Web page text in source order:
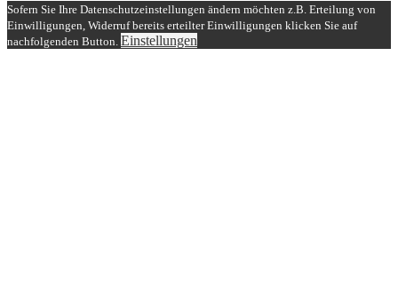
Sofern Sie Ihre Datenschutzeinstellungen ändern möchten z.B. Erteilung von
Einwilligungen, Widerruf bereits erteilter Einwilligungen klicken Sie auf
nachfolgenden Button. Einstellungen